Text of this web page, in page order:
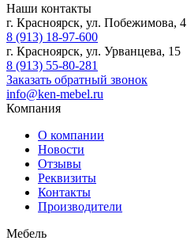
Наши контакты
г. Красноярск, ул. Побежимова, 4
8 (913) 18-97-600
г. Красноярск, ул. Урванцева, 15
8 (913) 55-80-281
Заказать обратный звонок
info@ken-mebel.ru
Компания
О компании
Новости
Отзывы
Реквизиты
Контакты
Производители
Мебель